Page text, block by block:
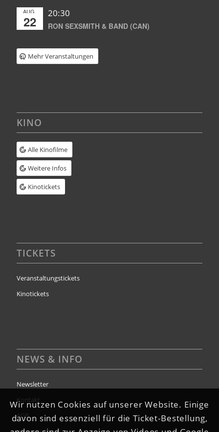
AUG.
22
20:30
RON SEXSMITH & BAND (CAN)
Mehr Veranstaltungen
KINO
Alle Kinofilme
Weitere Infos
Kinotickets
TICKETS
Veranstaltungstickets
Kinotickets
NEWS & INFO
Newsletter
Kontakt
AGB
Wir nutzen Cookies auf unserer Website. Einige
davon sind essenziell für die Ticket-Bestellung,